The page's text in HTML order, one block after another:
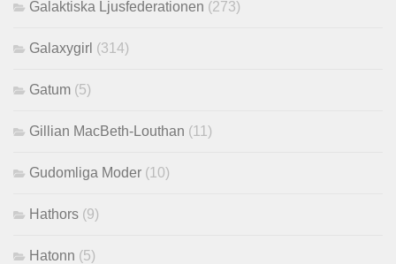
Galaktiska Ljusfederationen (273)
Galaxygirl (314)
Gatum (5)
Gillian MacBeth-Louthan (11)
Gudomliga Moder (10)
Hathors (9)
Hatonn (5)